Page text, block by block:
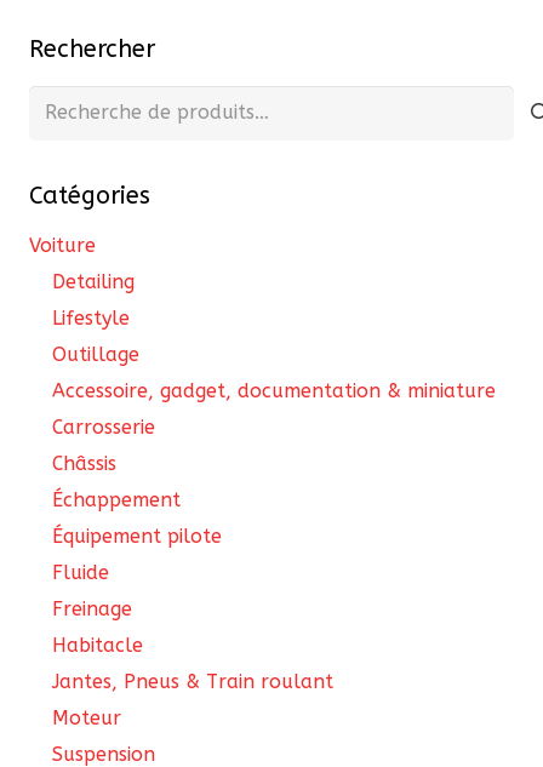
sur
Rechercher
Recherche
Catégories
Voiture
Detailing
Lifestyle
Outillage
Accessoire, gadget, documentation & miniature
Carrosserie
Châssis
Échappement
Équipement pilote
Fluide
Freinage
Habitacle
Jantes, Pneus & Train roulant
Moteur
Suspension